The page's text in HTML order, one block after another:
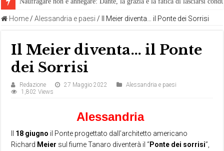
Home / Alessandria e paesi / Il Meier diventa… il Ponte dei Sorrisi
Il Meier diventa… il Ponte
dei Sorrisi
Redazione 27 Maggio 2022
Alessandria e paesi
1,802 Views
Alessandria
18 giugno il Ponte progettato dall’architetto americano
Richard Meier sul fiume Tanaro diventerà il “Ponte dei sorrisi”,